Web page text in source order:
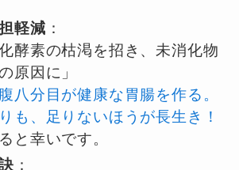
軽減 ：
酵素の枯渇を招き、未消化物
原因に」
腹八分目が健康な胃腸を作る。
も、足りないほうが長生き！
と幸いです。
：